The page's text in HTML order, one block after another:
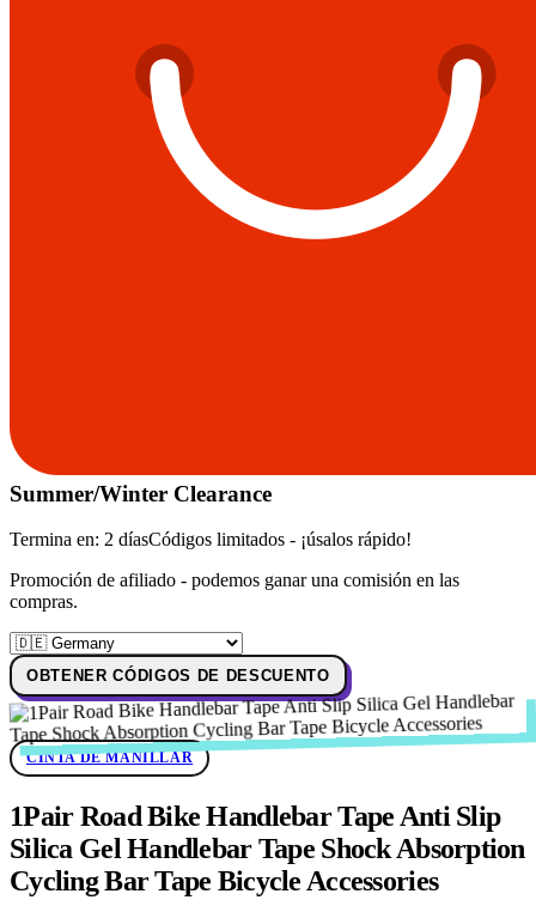
Summer/Winter Clearance
Termina en: 2 díasCódigos limitados - ¡úsalos rápido!
Promoción de afiliado - podemos ganar una comisión en las
compras.
OBTENER CÓDIGOS DE DESCUENTO
CINTA DE MANILLAR
1Pair Road Bike Handlebar Tape Anti Slip
Silica Gel Handlebar Tape Shock Absorption
Cycling Bar Tape Bicycle Accessories